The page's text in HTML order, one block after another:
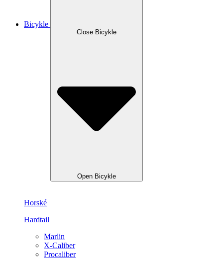
Bicykle
Close Bicykle
Open Bicykle
Horské
Hardtail
Marlin
X-Caliber
Procaliber